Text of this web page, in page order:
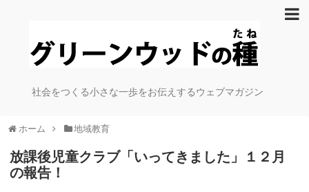
社会をつくる小さな一歩をお伝えするウェブマガジン
ホーム 地域教育
放課後児童クラブ「いってきました」１２月
の報告！